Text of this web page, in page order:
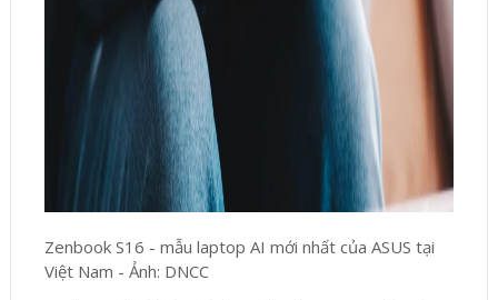
Zenbook S16 - mẫu laptop AI mới nhất của ASUS tại
Việt Nam - Ảnh: DNCC